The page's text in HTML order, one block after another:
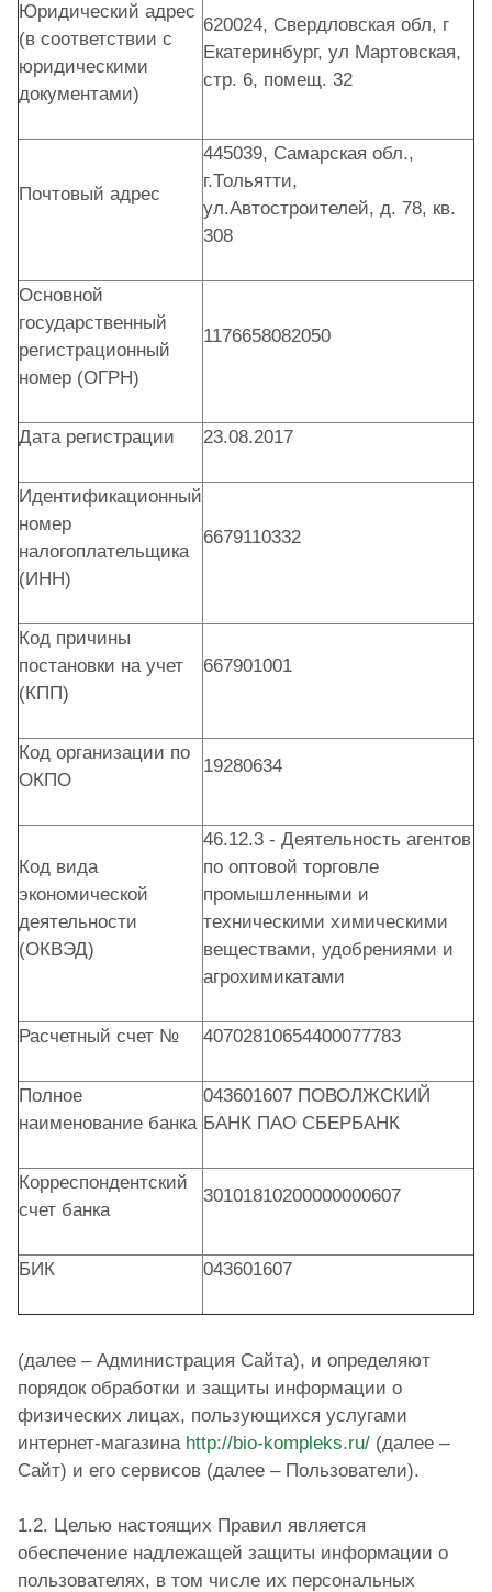
Юридический адрес
(в соответствии с
юридическими
документами)
620024, Свердловская обл, г
Екатеринбург, ул Мартовская,
стр. 6, помещ. 32
Почтовый адрес
445039, Самарская обл.,
г.Тольятти,
ул.Автостроителей, д. 78, кв.
308
Основной
государственный
регистрационный
номер (ОГРН)
1176658082050
Дата регистрации 23.08.2017
Идентификационный
номер
налогоплательщика
(ИНН)
6679110332
Код причины
постановки на учет
(КПП)
667901001
Код организации по
ОКПО
19280634
Код вида
экономической
деятельности
(ОКВЭД)
46.12.3 - Деятельность агентов
по оптовой торговле
промышленными и
техническими химическими
веществами, удобрениями и
агрохимикатами
Расчетный счет № 40702810654400077783
Полное
наименование банка
043601607 ПОВОЛЖСКИЙ
БАНК ПАО СБЕРБАНК
Корреспондентский
счет банка
30101810200000000607
БИК 043601607
(далее – Администрация Сайта), и определяют
порядок обработки и защиты информации о
физических лицах, пользующихся услугами
интернет-магазина http://bio-kompleks.ru/ (далее –
Сайт) и его сервисов (далее – Пользователи).
1.2. Целью настоящих Правил является
обеспечение надлежащей защиты информации о
пользователях, в том числе их персональных